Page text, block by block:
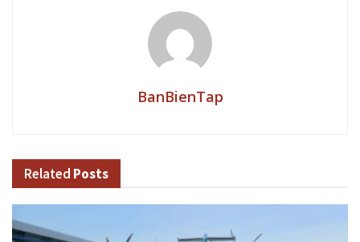
BanBienTap
Related Posts